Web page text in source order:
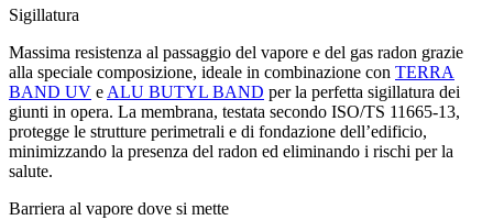
Sigillatura
Massima resistenza al passaggio del vapore e del gas radon grazie
alla speciale composizione, ideale in combinazione con TERRA
BAND UV eALU BUTYL BAND per la perfetta sigillatura dei
giunti in opera. La membrana, testata secondo ISO/TS 11665-13,
protegge le strutture perimetrali e di fondazione dell’edificio,
minimizzando la presenza del radon ed eliminando i rischi per la
salute.
Barriera al vapore dove si mette